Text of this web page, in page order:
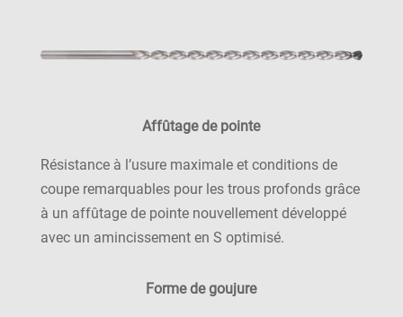
Affûtage de pointe
Résistance à l’usure maximale et conditions de
coupe remarquables pour les trous profonds grâce
à un affûtage de pointe nouvellement développé
avec un amincissement en S optimisé.
Forme de goujure